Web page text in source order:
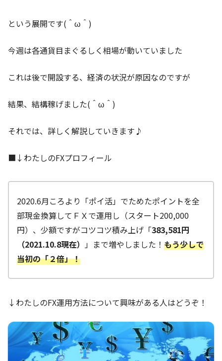
という展開です(＾ω＾)
今週は各通貨目まぐるしく相場が動いていました
これは後で開設する、経済の状況が原因なのですが
結果、結構稼げました(＾ω＾)
それでは、詳しく解説していきます♪
■↓わたしのFXプロフィール
2020.6月ころより「ポイ活」でためたポイントを全
部現金換算してＦＸで運用し（スタート200,000
円）、少額ですがコツコツ積み上げ「383,581円
（2021.10.8現在） 」まで増やしました！ もう少しで
当初の「２倍」！
↓わたしのFX運用方法について興味がある人はどうぞ！